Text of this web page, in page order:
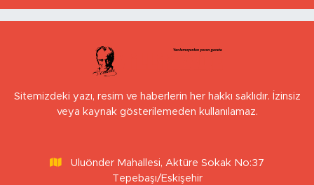
Sitemizdeki yazı, resim ve haberlerin her hakkı saklıdır. İzinsiz
veya kaynak gösterilemeden kullanılamaz.
Uluönder Mahallesi, Aktüre Sokak No:37
Tepebaşı/Eskişehir